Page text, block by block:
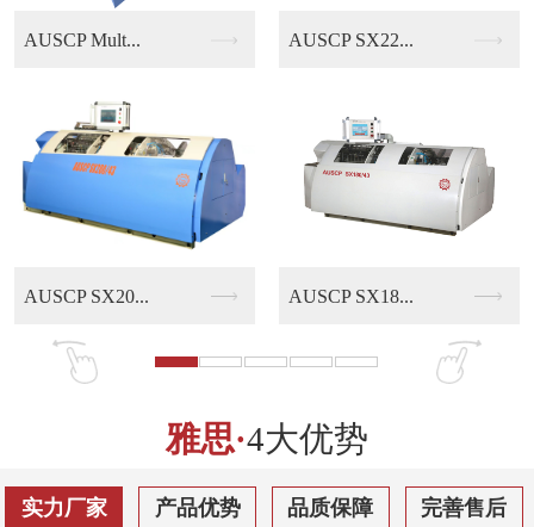
AUSCP SX22...
AUSCP SX18...
KUBUS B13/...
AUSCP QS30...
雅思·4大优势
实力厂家 产品优势 品质保障 完善售后